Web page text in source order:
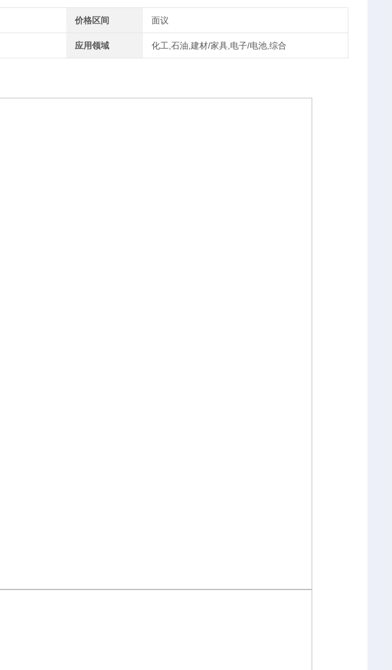
价格区间 面议
应用领域 化工,石油,建材/家具,电子/电池,综合